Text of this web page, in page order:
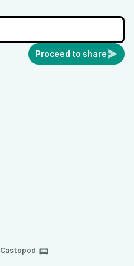
Proceed to share
Castopod